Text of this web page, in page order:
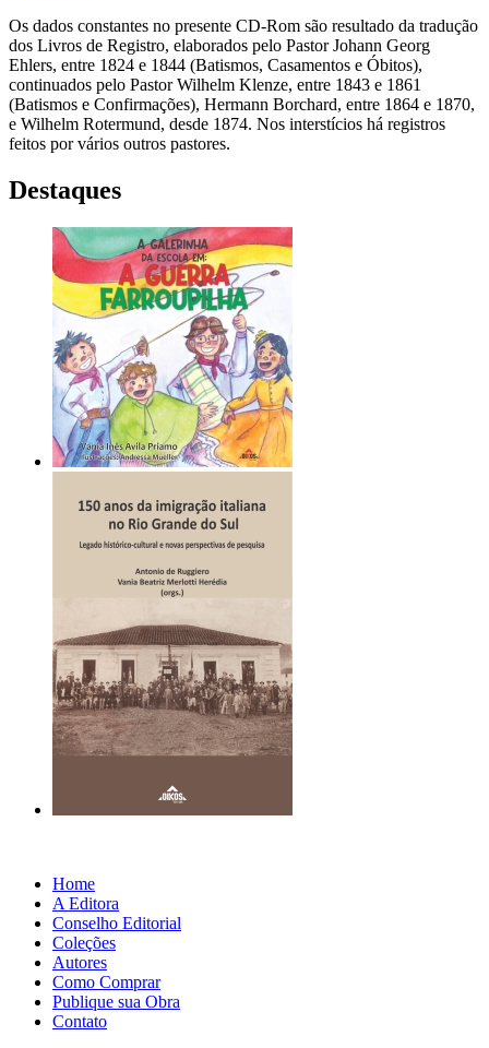
Os dados constantes no presente CD-Rom são resultado da tradução
dos Livros de Registro, elaborados pelo Pastor Johann Georg
Ehlers, entre 1824 e 1844 (Batismos, Casamentos e Óbitos),
continuados pelo Pastor Wilhelm Klenze, entre 1843 e 1861
(Batismos e Confirmações), Hermann Borchard, entre 1864 e 1870,
e Wilhelm Rotermund, desde 1874. Nos interstícios há registros
feitos por vários outros pastores.
Destaques
Home
A Editora
Conselho Editorial
Coleções
Autores
Como Comprar
Publique sua Obra
Contato